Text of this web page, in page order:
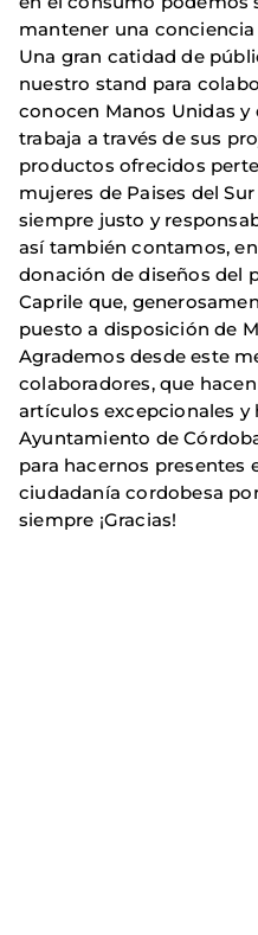
mantener una
Una gran catidad de
nuestro stand para
conocen Manos Unidas
trabaja a través de sus
productos ofrecidos
mujeres de Paises del
siempre justo y
así también contamos,
donación de diseños del
Caprile que,
puesto a disposición de
Agrademos desde este
colaboradores, que
artículos excepcionales y
Ayuntamiento de
para hacernos presentes
ciudadanía cordobesa
siempre ¡Gracias!